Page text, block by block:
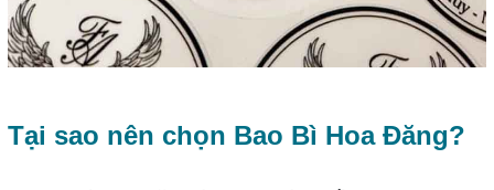
Tại sao nên chọn Bao Bì Hoa Đăng?